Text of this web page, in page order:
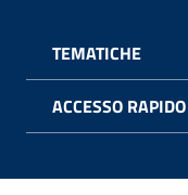
TEMATICHE
ACCESSO RAPIDO